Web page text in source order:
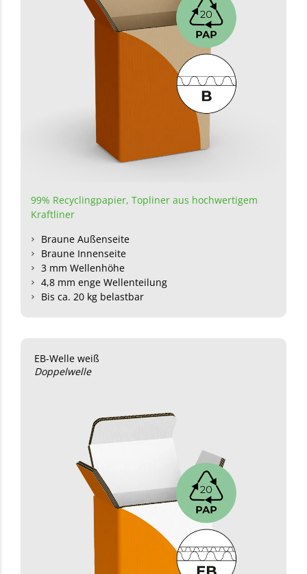
99% Recyclingpapier, Topliner aus hochwertigem
Kraftliner
Braune Außenseite
Braune Innenseite
3 mm Wellenhöhe
4,8 mm enge Wellenteilung
Bis ca. 20 kg belastbar
EB-Welle weiß
Doppelwelle